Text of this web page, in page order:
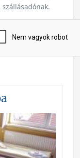
szállásadónak.